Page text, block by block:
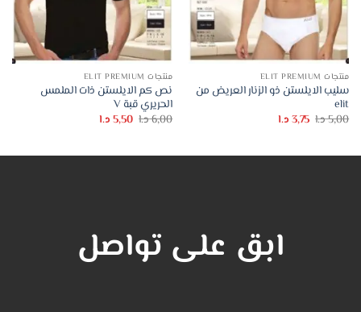
منتجات ELIT PREMIUM
سليب الايلستن ذو الزنار العريض من
elit
5,00د.ا السعر
الأصلي
3,75د.االسعر
منتجات ELIT PREMIUM
نص كم الايلستن ذات الملمس
الحريري قبة V
6,00د.ا السعر
الأصلي
5,50د.االسعر
ابق على تواصل